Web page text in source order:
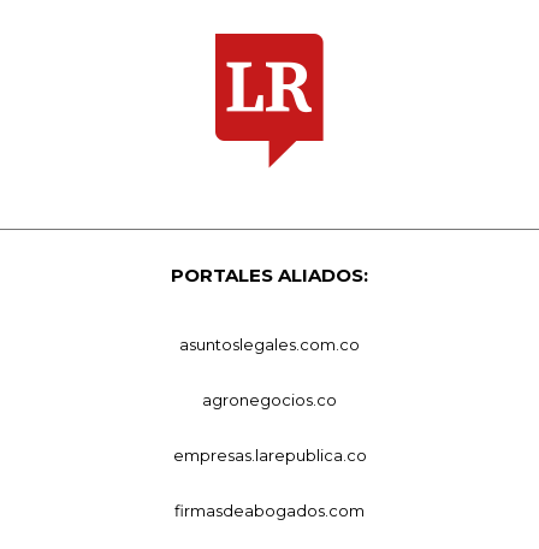
PORTALES ALIADOS:
asuntoslegales.com.co
agronegocios.co
empresas.larepublica.co
firmasdeabogados.com